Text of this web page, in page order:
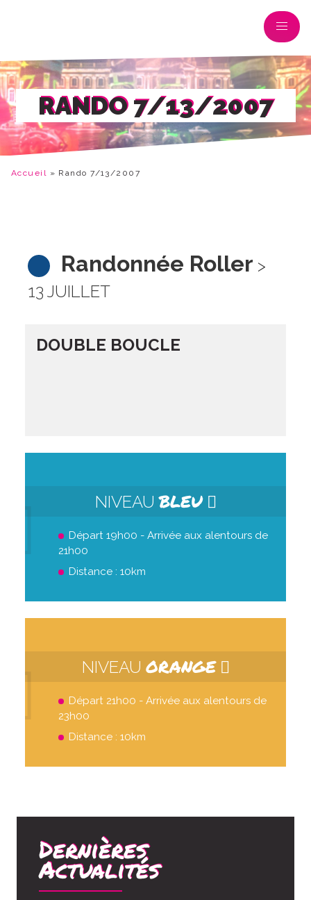
RANDO 7/13/2007
Accueil » Rando 7/13/2007
Randonnée Roller >
13 JUILLET
DOUBLE BOUCLE
NIVEAUBLEU
Départ 19h00 - Arrivée aux alentours de
21h00
Distance : 10km
NIVEAU ORANGE
Départ 21h00 - Arrivée aux alentours de
23h00
Distance : 10km
Dernières
Actualités